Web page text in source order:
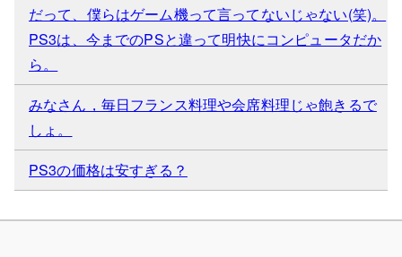
だって、僕らはゲーム機って言ってないじゃない(笑)。
PS3は、今までのPSと違って明快にコンピュータだか
ら。
みなさん，毎日フランス料理や会席料理じゃ飽きるで
しょ。
PS3の価格は安すぎる？